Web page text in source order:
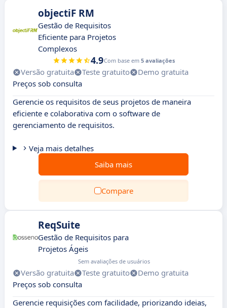
objectiF RM
Gestão de Requisitos
Eficiente para Projetos
Complexos
4.9Com base em 5 avaliações
Versão gratuita Teste gratuito
Demo gratuita
Preços sob consulta
Gerencie os requisitos de seus projetos de maneira
eficiente e colaborativa com o software de
gerenciamento de requisitos.
Veja mais detalhes
Saiba mais
Compare
ReqSuite
Gestão de Requisitos para
Projetos Ágeis
Sem avaliações de usuários
Versão gratuita Teste gratuito
Demo gratuita
Preços sob consulta
Gerencie requisições com facilidade, priorizando ideias,